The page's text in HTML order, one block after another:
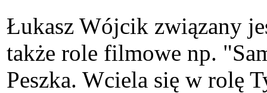
Łukasz Wójcik związany
także role filmowe np.
Peszka. Wciela się w rolę